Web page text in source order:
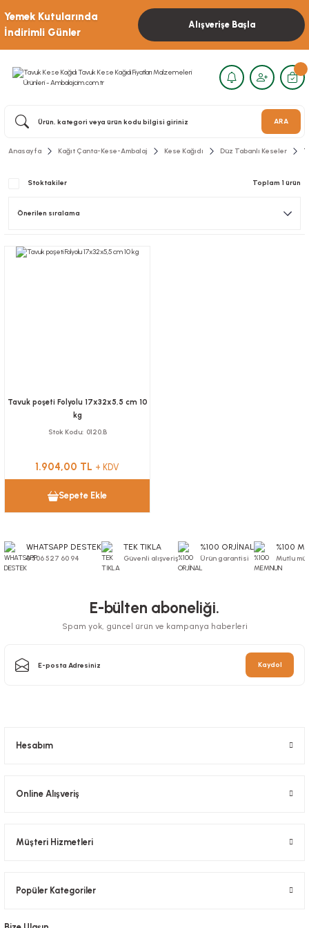
Yemek Kutularında
İndirimli Günler
Alışverişe Başla
ARA
Anasayfa Kağıt Çanta-Kese-Ambalaj Kese Kağıdı Düz Tabanlı Keseler
Stoktakiler Toplam 1 ürün
Tavuk poşeti Folyolu 17x32x5,5 cm 10
kg
Stok Kodu 0120.B
1.904,00 TL + KDV
Sepete Ekle
WHATSAPP DESTEK
0 506 527 60 94
TEK TIKLA
Güvenli alışveriş
%100 ORJİNAL
Ürün garantisi
%100
Mutlu
E-bülten aboneliği.
Spam yok, güncel ürün ve kampanya haberleri
Kaydol
Hesabım
Online Alışveriş
Müşteri Hizmetleri
Popüler Kategoriler